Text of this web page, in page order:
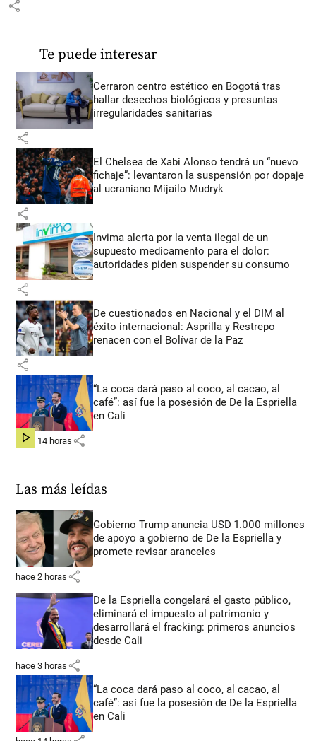
share
Te puede interesar
Cerraron centro estético en Bogotá tras
hallar desechos biológicos y presuntas
irregularidades sanitarias
share
El Chelsea de Xabi Alonso tendrá un “nuevo
fichaje”: levantaron la suspensión por dopaje
al ucraniano Mijailo Mudryk
share
Invima alerta por la venta ilegal de un
supuesto medicamento para el dolor:
autoridades piden suspender su consumo
share
De cuestionados en Nacional y el DIM al
éxito internacional: Asprilla y Restrepo
renacen con el Bolívar de la Paz
share
“La coca dará paso al coco, al cacao, al
café”: así fue la posesión de De la Espriella
en Cali
hace 14 horas share
Las más leídas
Gobierno Trump anuncia USD 1.000 millones
de apoyo a gobierno de De la Espriella y
promete revisar aranceles
hace 2 horas share
De la Espriella congelará el gasto público,
eliminará el impuesto al patrimonio y
desarrollará el fracking: primeros anuncios
desde Cali
hace 3 horas share
“La coca dará paso al coco, al cacao, al
café”: así fue la posesión de De la Espriella
en Cali